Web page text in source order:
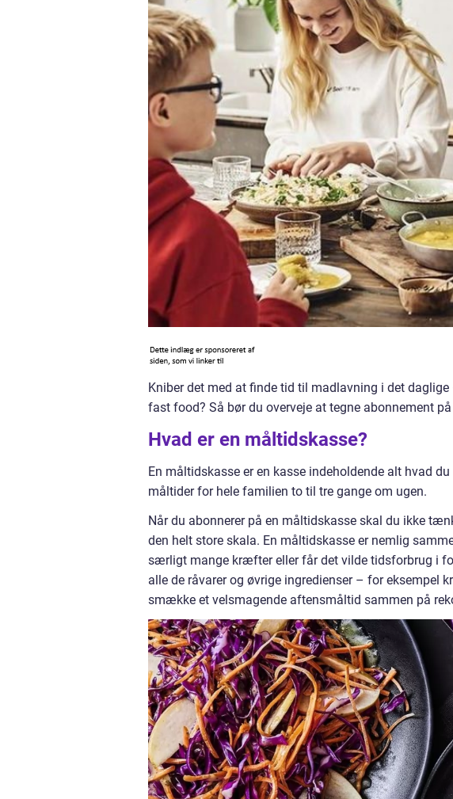
Kniber det med at finde tid til madlavning i det
fast food? Så bør du overveje at tegne abonnement
Hvad er en måltidskasse?
En måltidskasse er en kasse indeholdende alt hvad
måltider for hele familien to til tre gange om ugen.
Når du abonnerer på en måltidskasse skal du ikke
den helt store skala. En måltidskasse er nemlig
særligt mange kræfter eller får det vilde tidsforbrug i
alle de råvarer og øvrige ingredienser – for eksempel
smække et velsmagende aftensmåltid sammen på